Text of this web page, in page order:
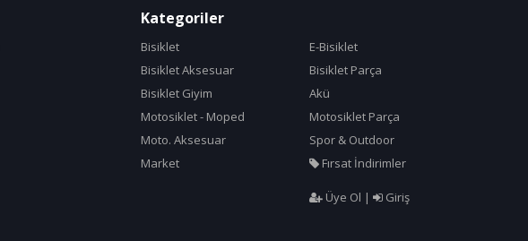
Kategoriler
Bisiklet
Bisiklet Aksesuar
Bisiklet Giyim
Motosiklet - Moped
Moto. Aksesuar
Market
E-Bisiklet
Bisiklet Parça
Akü
Motosiklet Parça
Spor & Outdoor
Fırsat İndirimler
Üye Ol | Giriş